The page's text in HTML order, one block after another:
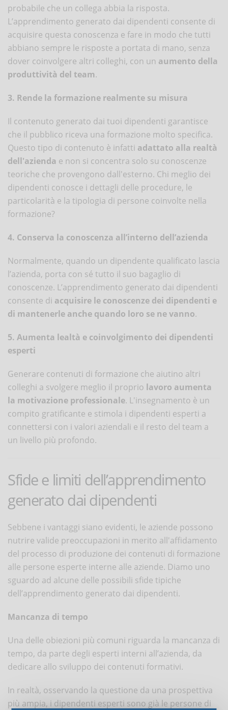
probabile che un collega abbia la risposta.
L’apprendimento generato dai dipendenti consente di
acquisire questa conoscenza e fare in modo che tutti
abbiano sempre le risposte a portata di mano, senza
dover coinvolgere altri colleghi, con un aumento della
produttività del team.
3. Rende la formazione realmente su misura
Il contenuto generato dai tuoi dipendenti garantisce
che il pubblico riceva una formazione molto specifica.
Questo tipo di contenuto è infatti adattato alla realtà
dell'azienda e non si concentra solo su conoscenze
teoriche che provengono dall'esterno. Chi meglio dei
dipendenti conosce i dettagli delle procedure, le
particolarità e la tipologia di persone coinvolte nella
formazione?
4. Conserva la conoscenza all’interno dell’azienda
Normalmente, quando un dipendente qualificato lascia
l’azienda, porta con sé tutto il suo bagaglio di
conoscenze. L’apprendimento generato dai dipendenti
consente di acquisire le conoscenze dei dipendenti e
di mantenerle anche quando loro se ne vanno.
5. Aumenta lealtà e coinvolgimento dei dipendenti
esperti
Generare contenuti di formazione che aiutino altri
colleghi a svolgere meglio il proprio lavoro aumenta
la motivazione professionale. L'insegnamento è un
compito gratificante e stimola i dipendenti esperti a
connettersi con i valori aziendali e il resto del team a
un livello più profondo.
Sfide e limiti dell’apprendimento
generato dai dipendenti
Sebbene i vantaggi siano evidenti, le aziende possono
nutrire valide preoccupazioni in merito all'affidamento
del processo di produzione dei contenuti di formazione
alle persone esperte interne alle aziende. Diamo uno
sguardo ad alcune delle possibili sfide tipiche
dell’apprendimento generato dai dipendenti.
Mancanza di tempo
Una delle obiezioni più comuni riguarda la mancanza di
tempo, da parte degli esperti interni all’azienda, da
dedicare allo sviluppo dei contenuti formativi.
In realtà, osservando la questione da una prospettiva
più ampia, i dipendenti esperti sono già le persone di